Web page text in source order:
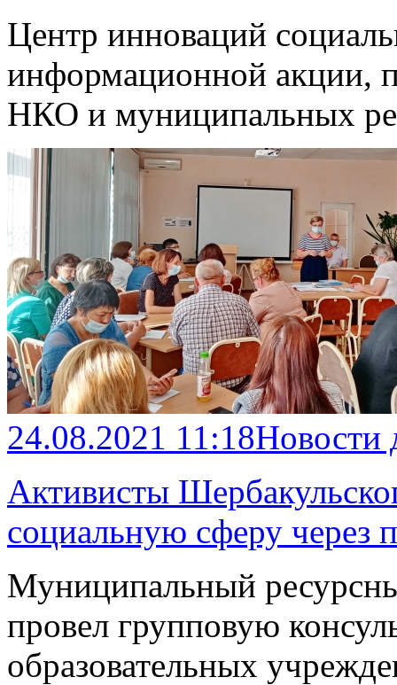
Центр инноваций
информационной акции,
НКО и муниципальных
24.08.2021 11:18
Активисты
социальную сферу через
Муниципальный
провел групповую
образовательных